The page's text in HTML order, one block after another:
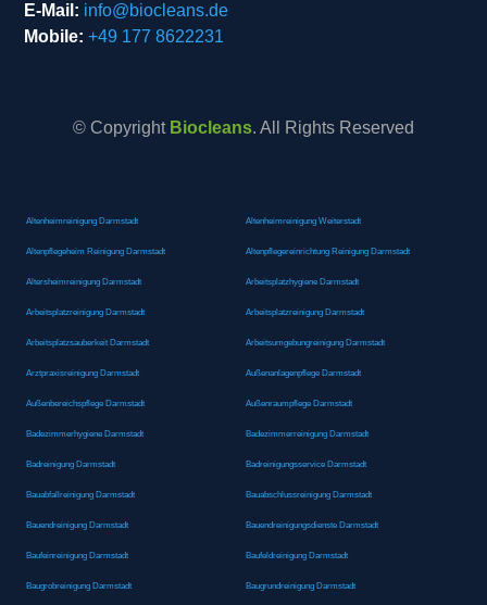
E-Mail: info@biocleans.de
Mobile: +49 177 8622231
© Copyright Biocleans. All Rights Reserved
Altenheimreinigung Darmstadt Altenheimreinigung Weiterstadt
Altenpflegeheim Reinigung Darmstadt Altenpflegereinrichtung Reinigung Darmstadt
Altersheimreinigung Darmstadt Arbeitsplatzhygiene Darmstadt
Arbeitsplatzreinigung Darmstadt Arbeitsplatzreinigung Darmstadt
Arbeitsplatzsauberkeit Darmstadt Arbeitsumgebungreinigung Darmstadt
Arztpraxisreinigung Darmstadt Außenanlagenpflege Darmstadt
Außenbereichspflege Darmstadt Außenraumpflege Darmstadt
Badezimmerhygiene Darmstadt Badezimmerreinigung Darmstadt
Badreinigung Darmstadt Badreinigungsservice Darmstadt
Bauabfallreinigung Darmstadt Bauabschlussreinigung Darmstadt
Bauendreinigung Darmstadt Bauendreinigungsdienste Darmstadt
Baufeinreinigung Darmstadt Baufeldreinigung Darmstadt
Baugrobreinigung Darmstadt Baugrundreinigung Darmstadt